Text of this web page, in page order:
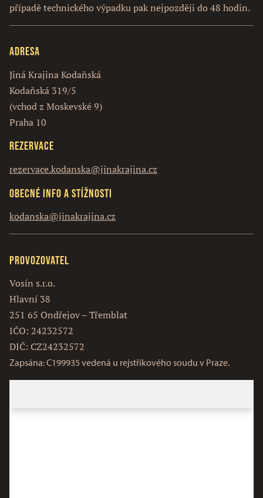
případě technického výpadku pak nejpozději do 48 hodin.
Adresa
Jiná Krajina Kodaňská
Kodaňská 319/5
(vchod z Moskevské 9)
Praha 10
Rezervace
rezervace.kodanska@jinakrajina.cz
Obecné info a stížnosti
kodanska@jinakrajina.cz
Provozovatel
Vosín s.r.o.
Hlavní 38
251 65 Ondřejov – Třemblat
IČO: 24232572
DIČ: CZ24232572
Zapsána: C199935 vedená u rejstříkového soudu v Praze.